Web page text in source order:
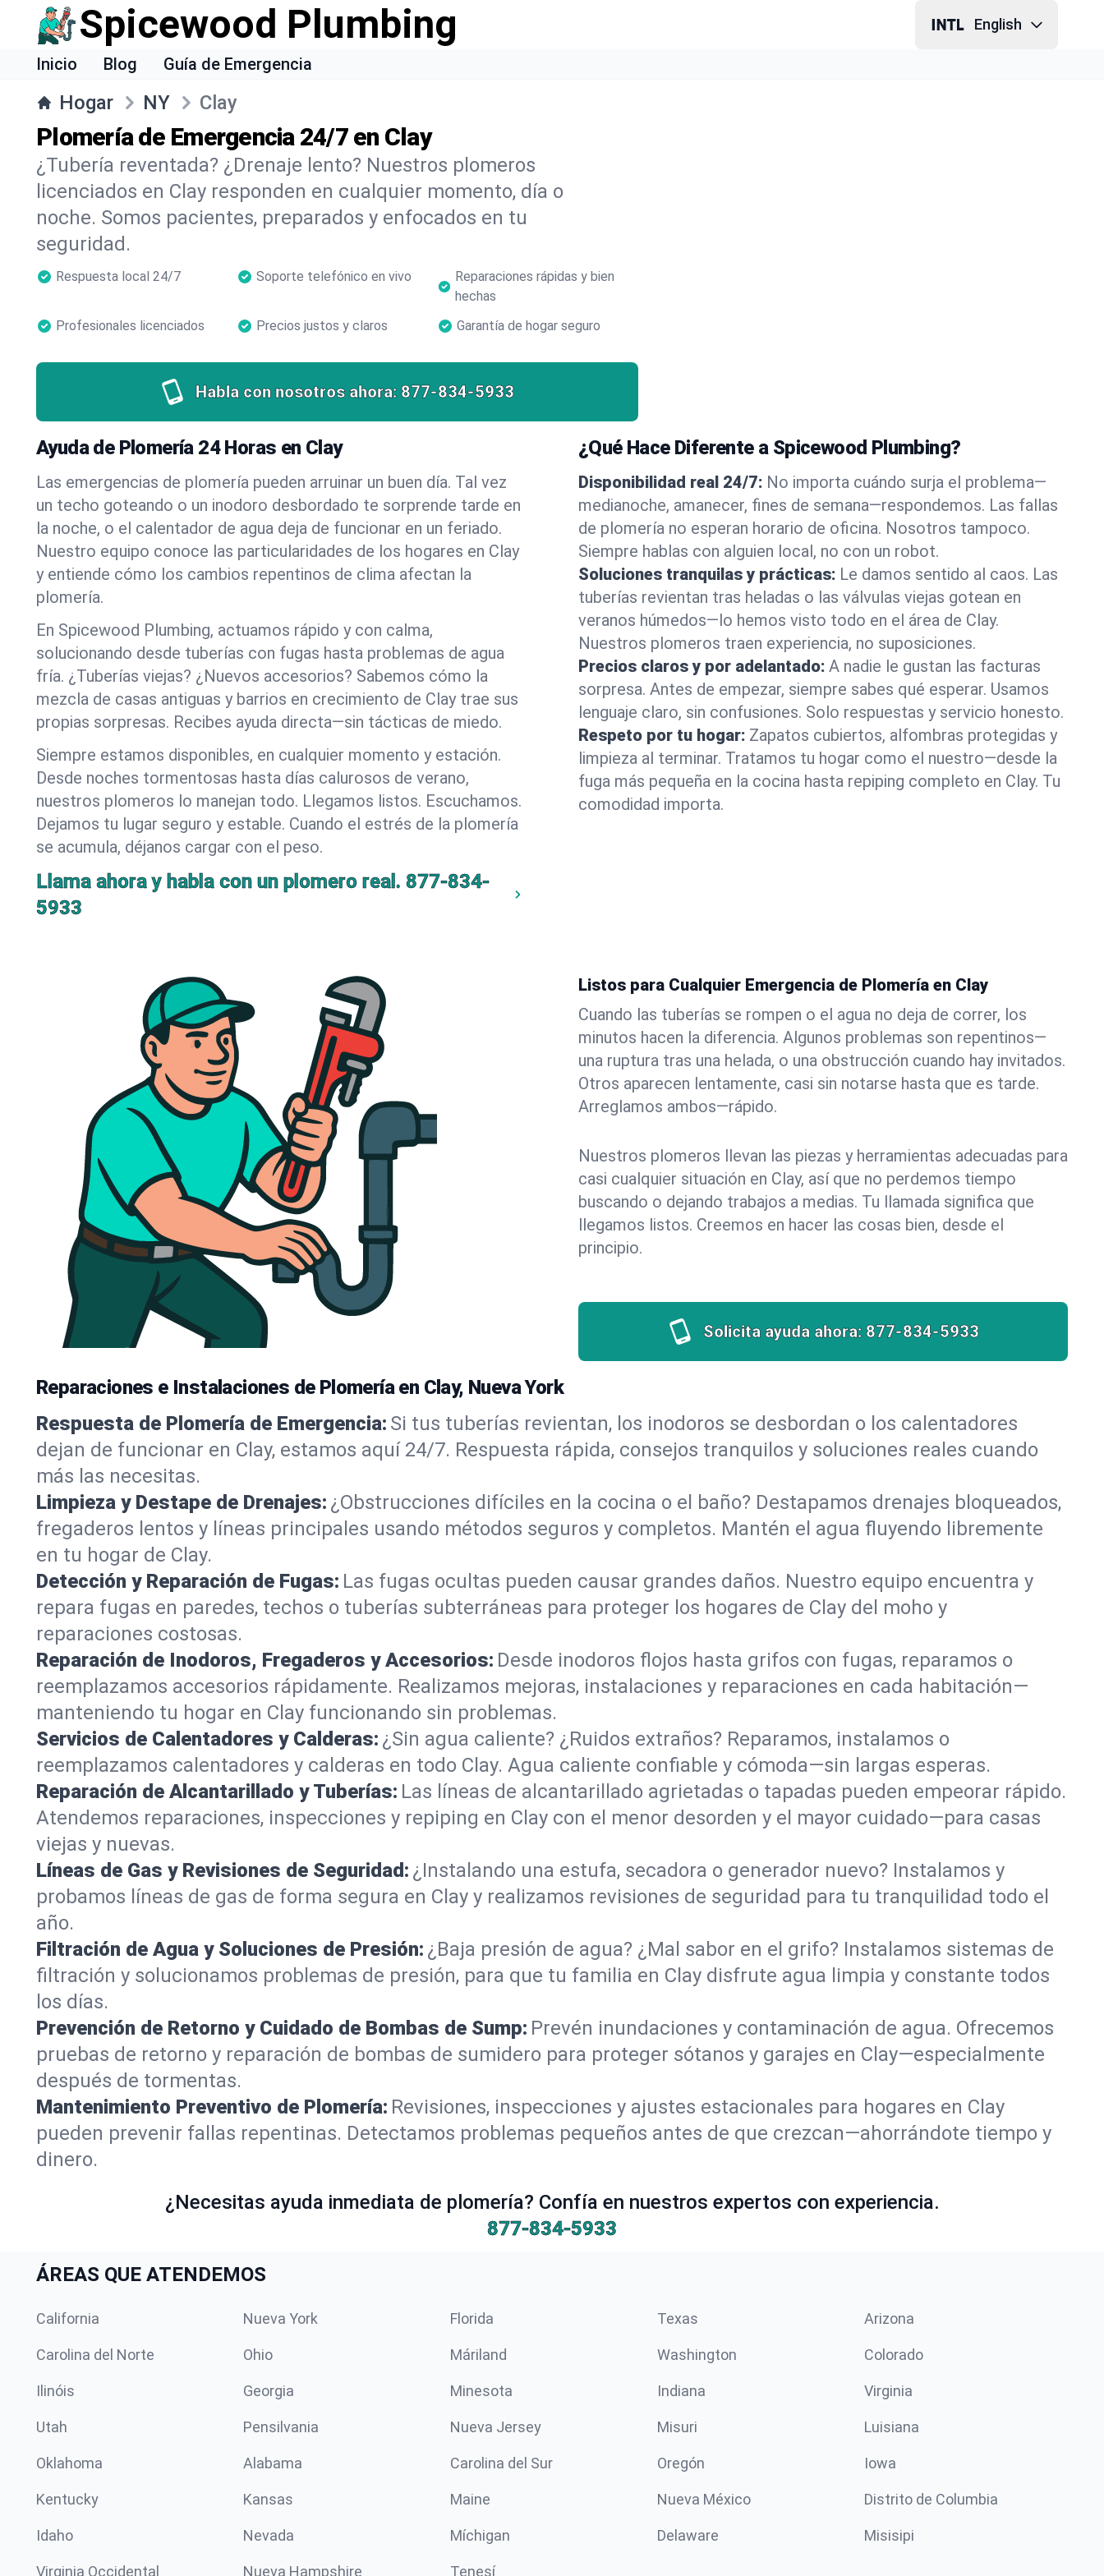
Spicewood Plumbing English
Inicio Blog Guía de Emergencia
Hogar NY Clay
Plomería de Emergencia 24/7 en Clay
¿Tubería reventada? ¿Drenaje lento? Nuestros plomeros
licenciados en Clay responden en cualquier momento, día o
noche. Somos pacientes, preparados y enfocados en tu
seguridad.
Respuesta local 24/7 Soporte telefónico en vivo
Reparaciones rápidas y bien
hechas
Profesionales licenciados
Precios justos y claros Garantía de hogar seguro
Habla con nosotros ahora: 877-834-5933
Ayuda de Plomería 24 Horas en Clay
Las emergencias de plomería pueden arruinar un buen día. Tal vez
un techo goteando o un inodoro desbordado te sorprende tarde en
la noche, o el calentador de agua deja de funcionar en un feriado.
Nuestro equipo conoce las particularidades de los hogares en Clay
y entiende cómo los cambios repentinos de clima afectan la
plomería.
En Spicewood Plumbing, actuamos rápido y con calma,
solucionando desde tuberías con fugas hasta problemas de agua
fría. ¿Tuberías viejas? ¿Nuevos accesorios? Sabemos cómo la
mezcla de casas antiguas y barrios en crecimiento de Clay trae sus
propias sorpresas. Recibes ayuda directa—sin tácticas de miedo.
Siempre estamos disponibles, en cualquier momento y estación.
Desde noches tormentosas hasta días calurosos de verano,
nuestros plomeros lo manejan todo. Llegamos listos. Escuchamos.
Dejamos tu lugar seguro y estable. Cuando el estrés de la plomería
se acumula, déjanos cargar con el peso.
Llama ahora y habla con un plomero real. 877-834-
5933
¿Qué Hace Diferente a Spicewood Plumbing?
Disponibilidad real 24/7: No importa cuándo surja el problema—
medianoche, amanecer, fines de semana—respondemos. Las fallas
de plomería no esperan horario de oficina. Nosotros tampoco.
Siempre hablas con alguien local, no con un robot.
Soluciones tranquilas y prácticas: Le damos sentido al caos. Las
tuberías revientan tras heladas o las válvulas viejas gotean en
veranos húmedos—lo hemos visto todo en el área de Clay.
Nuestros plomeros traen experiencia, no suposiciones.
Precios claros y por adelantado: A nadie le gustan las facturas
sorpresa. Antes de empezar, siempre sabes qué esperar. Usamos
lenguaje claro, sin confusiones. Solo respuestas y servicio honesto.
Respeto por tu hogar: Zapatos cubiertos, alfombras protegidas y
limpieza al terminar. Tratamos tu hogar como el nuestro—desde la
fuga más pequeña en la cocina hasta repiping completo en Clay. Tu
comodidad importa.
Listos para Cualquier Emergencia de Plomería en Clay
Cuando las tuberías se rompen o el agua no deja de correr, los
minutos hacen la diferencia. Algunos problemas son repentinos—
una ruptura tras una helada, o una obstrucción cuando hay invitados.
Otros aparecen lentamente, casi sin notarse hasta que es tarde.
Arreglamos ambos—rápido.
Nuestros plomeros llevan las piezas y herramientas adecuadas para
casi cualquier situación en Clay, así que no perdemos tiempo
buscando o dejando trabajos a medias. Tu llamada significa que
llegamos listos. Creemos en hacer las cosas bien, desde el
principio.
Solicita ayuda ahora: 877-834-5933
Reparaciones e Instalaciones de Plomería en Clay, Nueva York
Respuesta de Plomería de Emergencia: Si tus tuberías revientan, los inodoros se desbordan o los calentadores
dejan de funcionar en Clay, estamos aquí 24/7. Respuesta rápida, consejos tranquilos y soluciones reales cuando
más las necesitas.
Limpieza y Destape de Drenajes: ¿Obstrucciones difíciles en la cocina o el baño? Destapamos drenajes bloqueados,
fregaderos lentos y líneas principales usando métodos seguros y completos. Mantén el agua fluyendo libremente
en tu hogar de Clay.
Detección y Reparación de Fugas: Las fugas ocultas pueden causar grandes daños. Nuestro equipo encuentra y
repara fugas en paredes, techos o tuberías subterráneas para proteger los hogares de Clay del moho y
reparaciones costosas.
Reparación de Inodoros, Fregaderos y Accesorios: Desde inodoros flojos hasta grifos con fugas, reparamos o
reemplazamos accesorios rápidamente. Realizamos mejoras, instalaciones y reparaciones en cada habitación—
manteniendo tu hogar en Clay funcionando sin problemas.
Servicios de Calentadores y Calderas: ¿Sin agua caliente? ¿Ruidos extraños? Reparamos, instalamos o
reemplazamos calentadores y calderas en todo Clay. Agua caliente confiable y cómoda—sin largas esperas.
Reparación de Alcantarillado y Tuberías: Las líneas de alcantarillado agrietadas o tapadas pueden empeorar rápido.
Atendemos reparaciones, inspecciones y repiping en Clay con el menor desorden y el mayor cuidado—para casas
viejas y nuevas.
Líneas de Gas y Revisiones de Seguridad: ¿Instalando una estufa, secadora o generador nuevo? Instalamos y
probamos líneas de gas de forma segura en Clay y realizamos revisiones de seguridad para tu tranquilidad todo el
año.
Filtración de Agua y Soluciones de Presión: ¿Baja presión de agua? ¿Mal sabor en el grifo? Instalamos sistemas de
filtración y solucionamos problemas de presión, para que tu familia en Clay disfrute agua limpia y constante todos
los días.
Prevención de Retorno y Cuidado de Bombas de Sump: Prevén inundaciones y contaminación de agua. Ofrecemos
pruebas de retorno y reparación de bombas de sumidero para proteger sótanos y garajes en Clay—especialmente
después de tormentas.
Mantenimiento Preventivo de Plomería: Revisiones, inspecciones y ajustes estacionales para hogares en Clay
pueden prevenir fallas repentinas. Detectamos problemas pequeños antes de que crezcan—ahorrándote tiempo y
dinero.
¿Necesitas ayuda inmediata de plomería? Confía en nuestros expertos con experiencia.
877-834-5933
ÁREAS QUE ATENDEMOS
California Nueva York Florida Texas Arizona
Carolina del Norte Ohio Máriland Washington Colorado
Ilinóis Georgia Minesota Indiana Virginia
Utah Pensilvania Nueva Jersey Misuri Luisiana
Oklahoma Alabama Carolina del Sur Oregón Iowa
Kentucky Kansas Maine Nueva México Distrito de Columbia
Idaho Nevada Míchigan Delaware Misisipi
Virginia Occidental Nueva Hampshire Tenesí